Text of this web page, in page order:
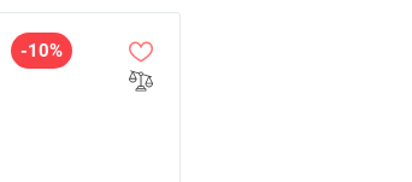
-10%